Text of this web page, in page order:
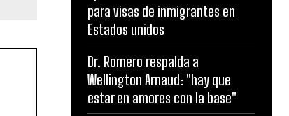
para visas de inmigrantes en
Estados unidos
Dr. Romero respalda a
Wellington Arnaud: "hay que
estar en amores con la base"